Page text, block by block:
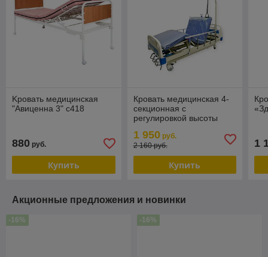
Kровать медицинская
"Авиценна 3" с418
880 руб.
Купить
Кровать медицинская 4-
секционная с
регулировкой высоты
1 950руб.
2 160 руб.
Купить
1
Акционные предложения и новинки
-16% -16%